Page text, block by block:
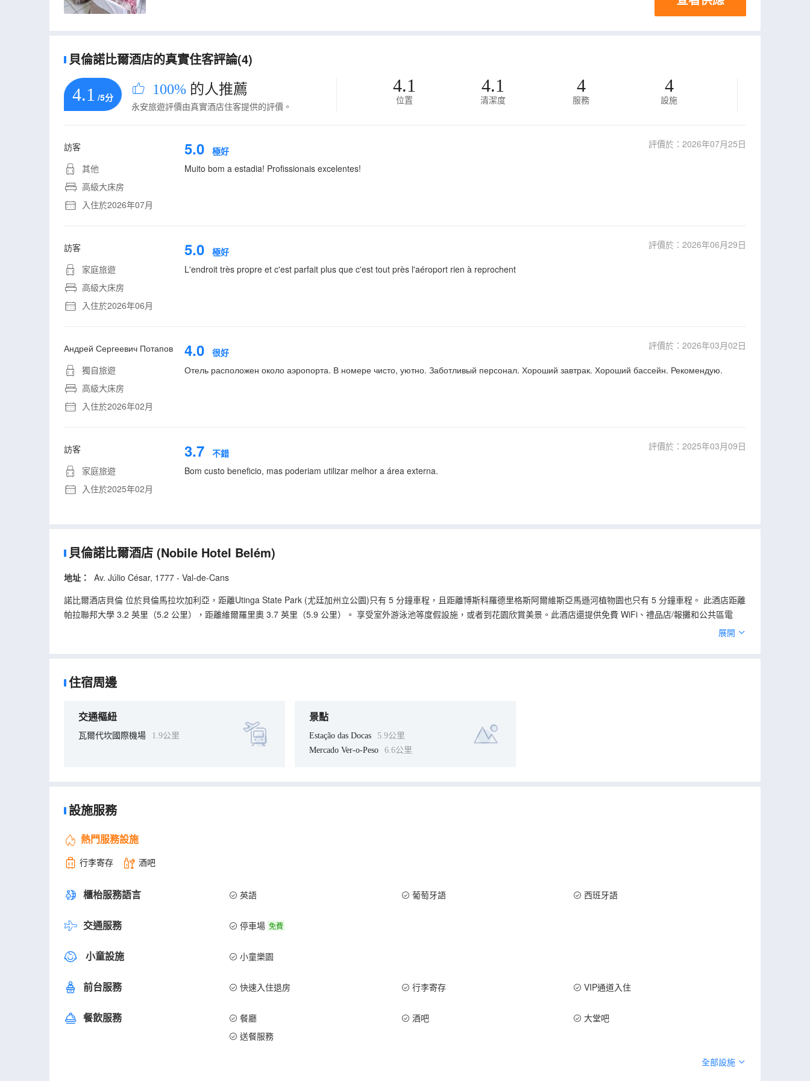
貝倫諾比爾酒店的真實住客評論(4)
4.1 /5分 100% 的人推薦
永安旅遊評價由真實酒店住客提供的評價。
4.1
位置
4.1
清潔度
4
服務
4
設施
訪客
其他
高級大床房
入住於2026年07月
5.0 極好
評價於：2026年07月25日
Muito bom a estadia! Profissionais excelentes!
訪客
家庭旅遊
高級大床房
入住於2026年06月
5.0 極好
評價於：2026年06月29日
L'endroit très propre et c'est parfait plus que c'est tout près l'aéroport rien à reprochent
Андрей Сергеевич Потапов
獨自旅遊
高級大床房
入住於2026年02月
4.0 很好
評價於：2026年03月02日
Отель расположен около аэропорта. В номере чисто, уютно. Заботливый персонал. Хороший завтрак. Хороший бассейн. Рекомендую.
訪客
家庭旅遊
入住於2025年02月
3.7 不錯
評價於：2025年03月09日
Bom custo beneficio, mas poderiam utilizar melhor a área externa.
貝倫諾比爾酒店 (Nobile Hotel Belém)
地址：
Av. Júlio César, 1777 - Val-de-Cans
諾比爾酒店貝倫 位於貝倫馬拉坎加利亞，距離Utinga State Park (尤廷加州立公園)只有 5 分鐘車程，且距離博斯科羅德里格斯阿爾維斯亞馬遜河植物園也只有 5 分鐘車程。 此酒店距離
帕拉聯邦大學 3.2 英里（5.2 公里），距離維爾羅里奧 3.7 英里（5.9 公里）。 享受室外游泳池等度假設施，或者到花園欣賞美景。此酒店還提供免費 WiFi、禮品店/報攤和公共區電
視。 您可以去Biribah餐廳一邊享用地區菜，一邊欣賞游泳池景色；天氣好時還可在室外用餐。或者待在房間裏，享受 24 小時送餐服務。忙碌了一天後，可以去酒吧/酒廊或池畔酒吧小
展開
住宿周邊
交通樞紐
瓦爾代坎國際機場 1.9公里
景點
Estação das Docas
5.9公里
Mercado Ver-o-Peso
6.6公里
設施服務
熱門服務設施
行李寄存 酒吧
櫃枱服務語言 英語 葡萄牙語 西班牙語
交通服務 停車場 免費
小童設施 小童樂園
前台服務 快速入住退房 行李寄存 VIP通道入住
餐飲服務 餐廳 酒吧
大堂吧
送餐服務
全部設施